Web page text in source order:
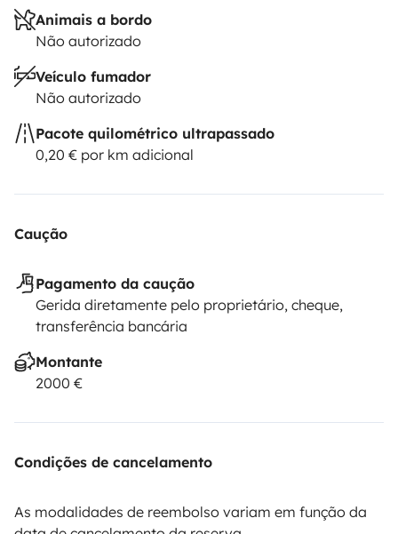
Animais a bordo
Não autorizado
Veículo fumador
Não autorizado
Pacote quilométrico ultrapassado
0,20 € por km adicional
Caução
Pagamento da caução
Gerida diretamente pelo proprietário, cheque,
transferência bancária
Montante
2000 €
Condições de cancelamento
As modalidades de reembolso variam em função da